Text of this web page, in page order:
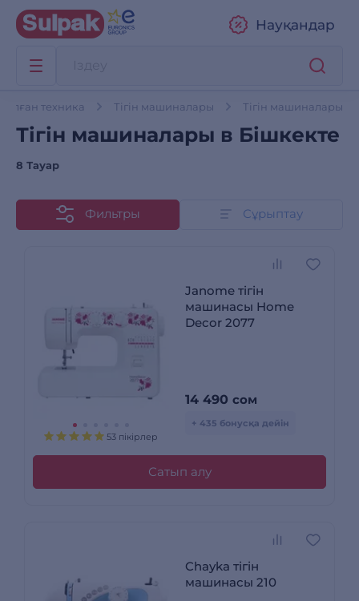
Науқандар
техника Тігін машиналары Тігін машиналары
Тігін машиналары в Бішкекте
8 Тауар
Фильтры Сұрыптау
53 пікірлер
Janome тігін
машинасы Home
Decor 2077
14 490 сом
+ 435 бонусқа дейін
Сатып алу
Chayka тігін
машинасы 210